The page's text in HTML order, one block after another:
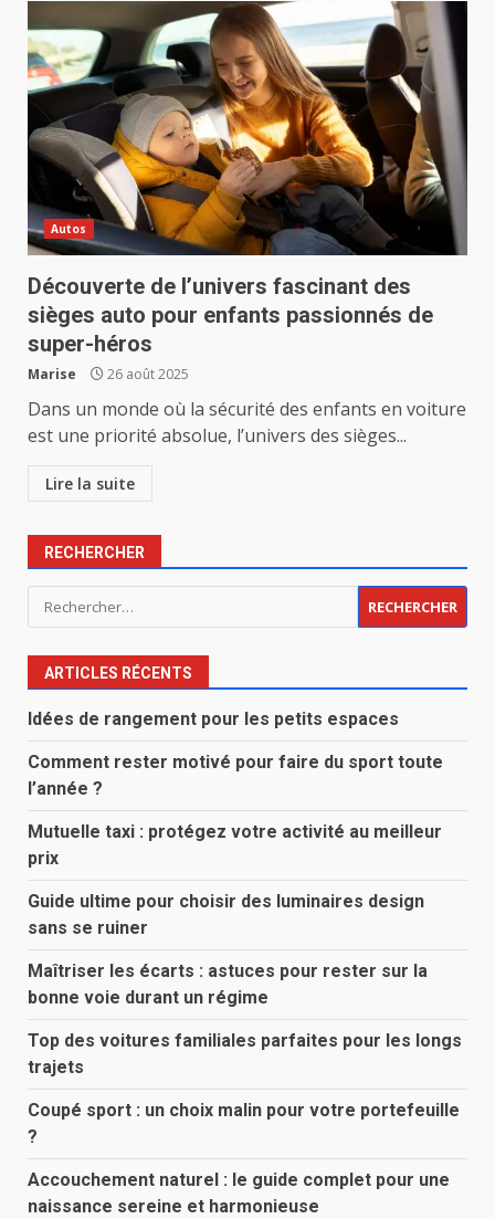
Autos
Découverte de l’univers fascinant des
sièges auto pour enfants passionnés de
super-héros
Marise 26 août 2025
Dans un monde où la sécurité des enfants en voiture
est une priorité absolue, l’univers des sièges...
Lire la suite
RECHERCHER
Rechercher :
ARTICLES RÉCENTS
Idées de rangement pour les petits espaces
Comment rester motivé pour faire du sport toute
l’année ?
Mutuelle taxi : protégez votre activité au meilleur
prix
Guide ultime pour choisir des luminaires design
sans se ruiner
Maîtriser les écarts : astuces pour rester sur la
bonne voie durant un régime
Top des voitures familiales parfaites pour les longs
trajets
Coupé sport : un choix malin pour votre portefeuille
?
Accouchement naturel : le guide complet pour une
naissance sereine et harmonieuse